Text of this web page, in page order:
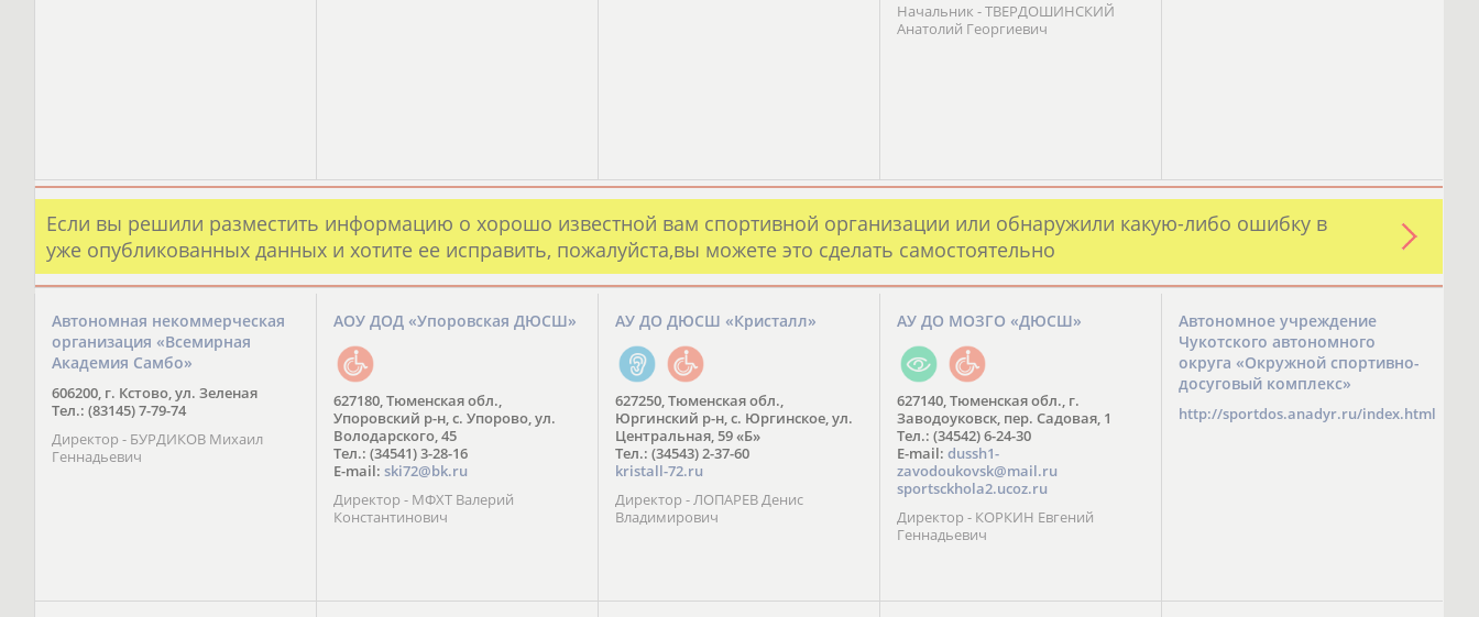
Начальник - ТВЕРДОШИНСКИЙ
Анатолий Георгиевич
Если вы решили разместить информацию о хорошо известной вам спортивной организации или обнаружили какую-либо ошибку в
уже опубликованных данных и хотите ее исправить, пожалуйста,вы можете это сделать самостоятельно
Автономная некоммерческая
организация «Всемирная
Академия Самбо»
606200, г. Кстово, ул. Зеленая
Тел.: (83145) 7-79-74
Директор - БУРДИКОВ Михаил
Геннадьевич
АОУ ДОД «Упоровская ДЮСШ»
627180, Тюменская обл.,
Упоровский р-н, с. Упорово, ул.
Володарского, 45
Тел.: (34541) 3-28-16
E-mail: ski72@bk.ru
Директор - МФХТ Валерий
Константинович
АУ ДО ДЮСШ «Кристалл»
627250, Тюменская обл.,
Юргинский р-н, с. Юргинское, ул.
Центральная, 59 «Б»
Тел.: (34543) 2-37-60
kristall-72.ru
Директор - ЛОПАРЕВ Денис
Владимирович
АУ ДО МОЗГО «ДЮСШ»
627140, Тюменская обл., г.
Заводоуковск, пер. Садовая, 1
Тел.: (34542) 6-24-30
​E-mail: dussh1-
zavodoukovsk@mail.ru
sportsckhola2.ucoz.ru
Директор - КОРКИН Евгений
Геннадьевич
Автономное учреждение
Чукотского автономного
округа «Окружной спортивно-
досуговый комплекс»
http://sportdos.anadyr.ru/index.html